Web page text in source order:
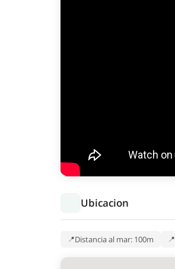
Ubicacion
Distancia al mar: 100m